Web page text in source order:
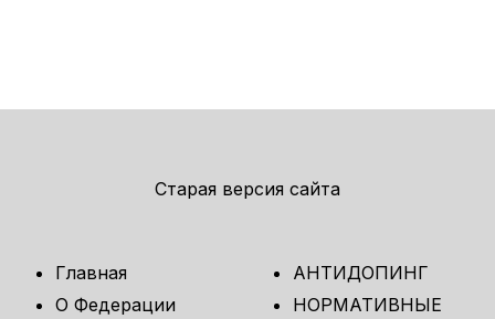
Старая версия сайта
Главная
О Федерации
АНТИДОПИНГ
НОРМАТИВНЫЕ